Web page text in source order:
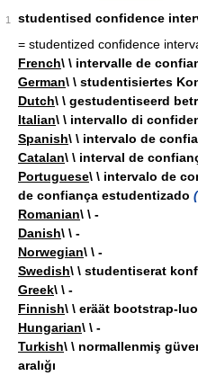
1
studentised confidence
= studentized confidence
French\ \ intervalle de
German\ \ studentisiertes
Dutch\ \ gestudentiseerd
Italian\ \ intervallo di
Spanish\ \ intervalo de
Catalan\ \ interval de
Portuguese\ \ intervalo de
de confiança estudentizado
Romanian\ \ -
Danish\ \ -
Norwegian\ \ -
Swedish\ \ studentiserat
Greek\ \ -
Finnish\ \ eräät bootstrap-
Hungarian\ \ -
Turkish\ \ normallenmiş
aralığı